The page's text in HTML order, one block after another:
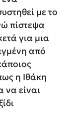
με το
πίστεψα
για μια
από
η Ιθάκη
να είναι